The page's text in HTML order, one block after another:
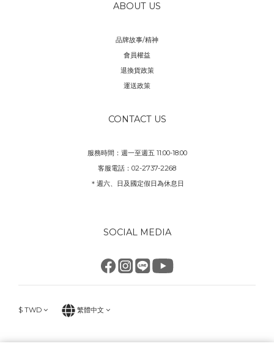
ABOUT US
品牌故事/精神
會員權益
退換貨政策
運送政策
CONTACT US
服務時間：週一至週五 11:00-18:00
客服電話：02-2737-2268
＊週六、日及國定假日為休息日
SOCIAL MEDIA
$ TWD 繁體中文